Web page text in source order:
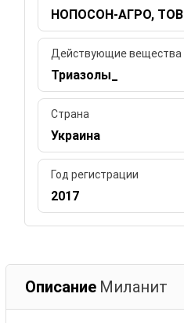
НОПОСОН-АГРО, ТОВ
Действующие вещества
Триазолы_
Страна
Украина
Год регистрации
2017
Описание Миланит